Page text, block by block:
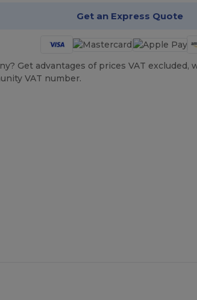
Get an Express Quote
Get advantages of prices VAT excluded,
VAT number.